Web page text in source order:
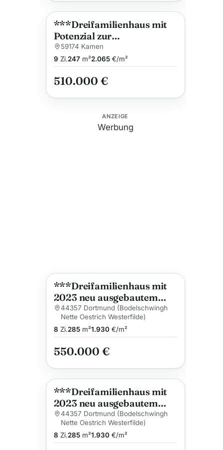
Anzeige
***Dreifamilienhaus mit
Potenzial zur
Mietsteigerung*** ca.
247m² Wfl. mit Garten und
Stellplätzen in Kamen-
Heeren-Werve
59174 Kamen
9 Zi.247m²2.065€/m²
510.000 €
ANZEIGE
Werbung
Anzeige
***Dreifamilienhaus mit
2023 neu ausgebautem
EG*** ca. 285m²
Wohnfläche mit Garten
und Stellplätzen in
44357 Dortmund (Bodelschwingh
Nette Oestrich Westerfilde)
8 Zi.285m²1.930€/m²
550.000 €
Anzeige
***Dreifamilienhaus mit
2023 neu ausgebautem
EG*** ca. 285m²
Wohnfläche mit Garten
und Stellplätzen in
44357 Dortmund (Bodelschwingh
Nette Oestrich Westerfilde)
8 Zi.285m²1.930€/m²